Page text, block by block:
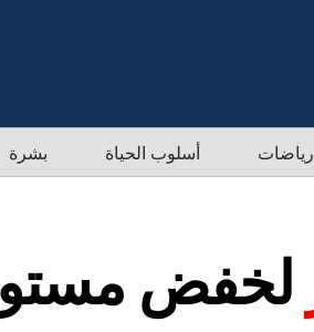
بشرة أسلوب الحياة رياضات
لخفض